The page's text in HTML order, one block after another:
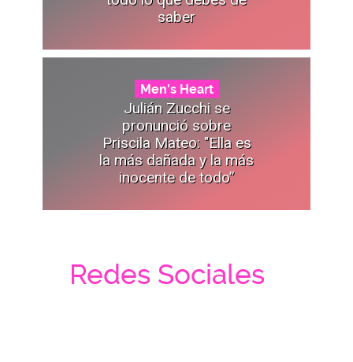
saber
Men's Heart
Julián Zucchi se
pronunció sobre
Priscila Mateo: "Ella es
la más dañada y la más
inocente de todo”
Redes Sociales